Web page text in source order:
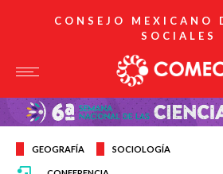
CONSEJO MEXICANO
SOCIALES
GEOGRAFÍA SOCIOLOGÍA